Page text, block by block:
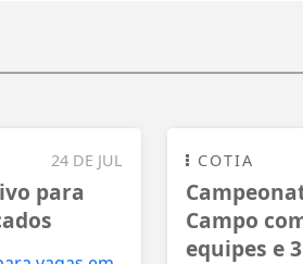
24 DE JUL
para
COTIA
Campo
equipes e